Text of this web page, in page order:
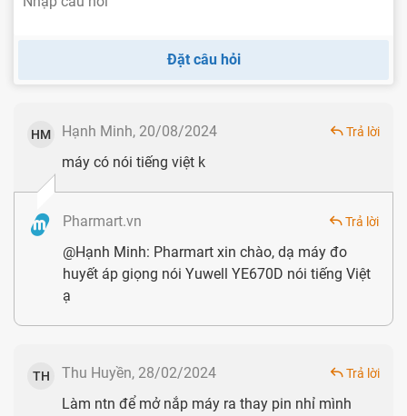
1 Dây cáp USB (Bộ Adapter)
Đặt câu hỏi
HM Hạnh Minh, 20/08/2024 Trả lời
máy có nói tiếng việt k
Pharmart.vn Trả lời
@Hạnh Minh: Pharmart xin chào, dạ máy đo
huyết áp giọng nói Yuwell YE670D nói tiếng Việt
ạ
TH Thu Huyền, 28/02/2024 Trả lời
Làm ntn để mở nắp máy ra thay pin nhỉ mình